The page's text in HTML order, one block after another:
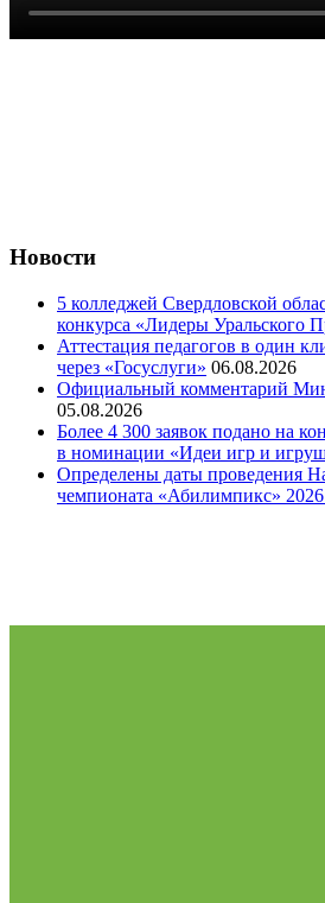
Новости
5 колледжей Свердловской
конкурса «Лидеры Уральского
Аттестация педагогов в один
через «Госуслуги» 06.08.2026
Официальный комментарий
05.08.2026
Более 4 300 заявок подано на
в номинации «Идеи игр и
Определены даты проведения
чемпионата «Абилимпикс» 2026